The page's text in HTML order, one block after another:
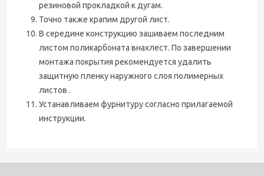
резиновой прокладкой к дугам.
Точно также крапим другой лист.
В середине конструкцию зашиваем последним
листом поликарбоната внахлест. По завершении
монтажа покрытия рекомендуется удалить
защитную пленку наружного слоя полимерных
листов .
Устанавливаем фурнитуру согласно прилагаемой
инструкции.